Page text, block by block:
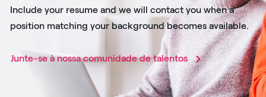
Include your resume and we will contact you when a
position matching your background becomes available.
Junte-se à nossa comunidade de talentos